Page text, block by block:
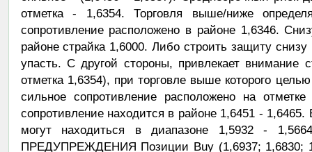
отметка - 1,6354. Торговля выше/ниже
сопротивление расположено в районе 1,6346.
районе страйка 1,6000. Либо строить защиту
упасть. С другой стороны, привлекает внимание
отметка 1,6354), при торговле выше которого
сильное сопротивление расположено на
сопротивление находится в районе 1,6451 -
могут находиться в диапазоне 1,5932 -
ПРЕДУПРЕЖДЕНИЯ Позиции Buy (1,6937; 1,6830;